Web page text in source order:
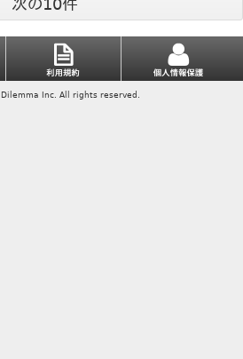
次の10件
Inc. All rights reserved.